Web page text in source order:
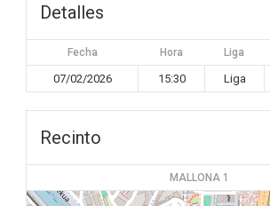
Detalles
Fecha Hora Liga
07/02/2026 15:30 Liga
Recinto
MALLONA 1